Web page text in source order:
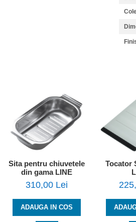
Sita pentru chiuvetele
din gama LINE
310,00 Lei
ADAUGA IN COS
Tocator